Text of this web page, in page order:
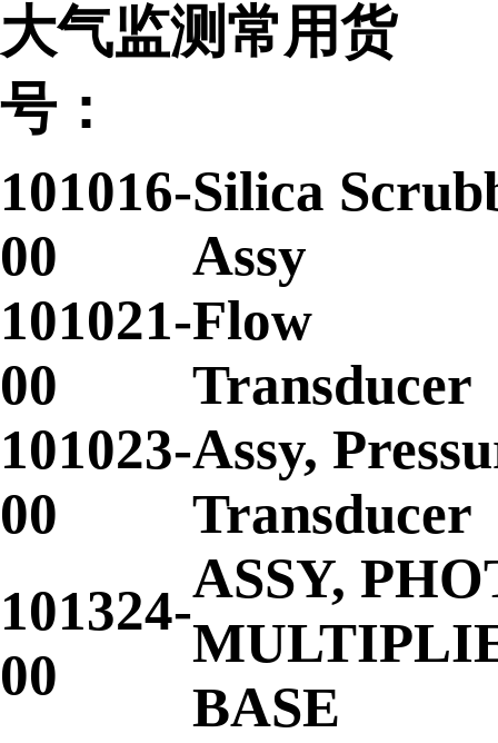
大气监测常用货
号：
101016-
00
Silica
Assy
101021-
00
Flow
Transducer
101023-
00
Assy,
Transducer
101324-
00
ASSY,
BASE